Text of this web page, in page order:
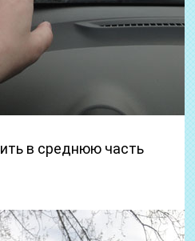
в среднюю часть